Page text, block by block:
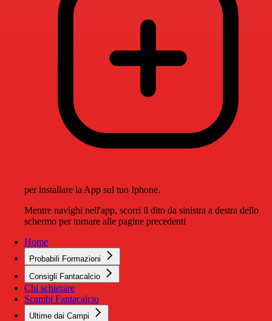
per installare la App sul tuo Iphone.
Mentre navighi nell'app, scorri il dito da sinistra a destra dello
schermo per tornare alle pagine precedenti
Home
Probabili Formazioni
Consigli Fantacalcio
Chi schierare
Scambi Fantacalcio
Ultime dai Campi